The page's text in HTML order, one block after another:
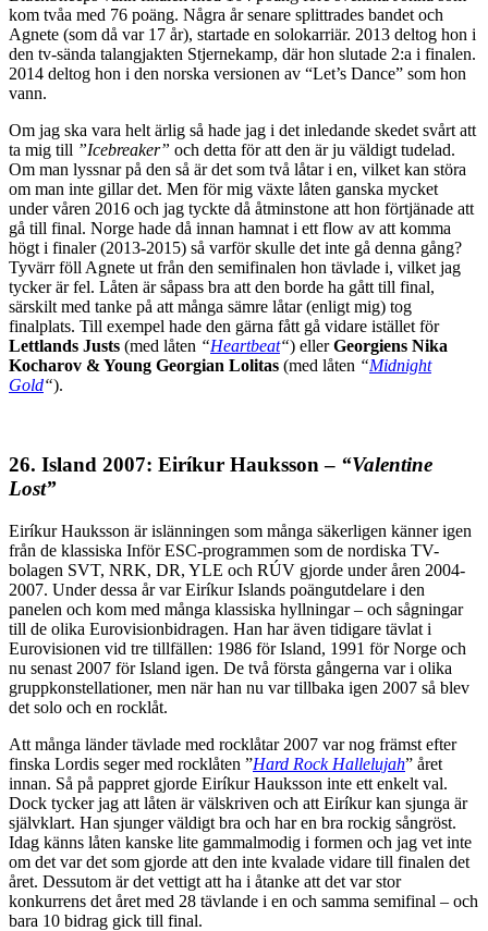
kom tvåa med 76 poäng. Några år senare splittrades bandet och
Agnete (som då var 17 år), startade en solokarriär. 2013 deltog hon i
den tv-sända talangjakten Stjernekamp, där hon slutade 2:a i finalen.
2014 deltog hon i den norska versionen av “Let’s Dance” som hon
vann.
Om jag ska vara helt ärlig så hade jag i det inledande skedet svårt att
ta mig till ”Icebreaker” och detta för att den är ju väldigt tudelad.
Om man lyssnar på den så är det som två låtar i en, vilket kan störa
om man inte gillar det. Men för mig växte låten ganska mycket
under våren 2016 och jag tyckte då åtminstone att hon förtjänade att
gå till final. Norge hade då innan hamnat i ett flow av att komma
högt i finaler (2013-2015) så varför skulle det inte gå denna gång?
Tyvärr föll Agnete ut från den semifinalen hon tävlade i, vilket jag
tycker är fel. Låten är såpass bra att den borde ha gått till final,
särskilt med tanke på att många sämre låtar (enligt mig) tog
finalplats. Till exempel hade den gärna fått gå vidare istället för
Lettlands Justs (med låten “Heartbeat“) ellerGeorgiens Nika
Kocharov & Young Georgian Lolitas (med låten “Midnight
Gold“).
26. Island 2007: Eiríkur Hauksson – “Valentine
Lost”
Eiríkur Hauksson är islänningen som många säkerligen känner igen
från de klassiska Inför ESC-programmen som de nordiska TV-
bolagen SVT, NRK, DR, YLE och RÚV gjorde under åren 2004-
2007. Under dessa år var Eiríkur Islands poängutdelare i den
panelen och kom med många klassiska hyllningar – och sågningar
till de olika Eurovisionbidragen. Han har även tidigare tävlat i
Eurovisionen vid tre tillfällen: 1986 för Island, 1991 för Norge och
nu senast 2007 för Island igen. De två första gångerna var i olika
gruppkonstellationer, men när han nu var tillbaka igen 2007 så blev
det solo och en rocklåt.
Att många länder tävlade med rocklåtar 2007 var nog främst efter
finska Lordis seger med rocklåten ”Hard Rock Hallelujah” året
innan. Så på pappret gjorde Eiríkur Hauksson inte ett enkelt val.
Dock tycker jag att låten är välskriven och att Eiríkur kan sjunga är
självklart. Han sjunger väldigt bra och har en bra rockig sångröst.
Idag känns låten kanske lite gammalmodig i formen och jag vet inte
om det var det som gjorde att den inte kvalade vidare till finalen det
året. Dessutom är det vettigt att ha i åtanke att det var stor
konkurrens det året med 28 tävlande i en och samma semifinal – och
bara 10 bidrag gick till final.